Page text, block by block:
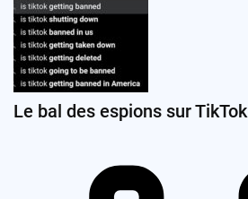
Le bal des espions sur TikTok